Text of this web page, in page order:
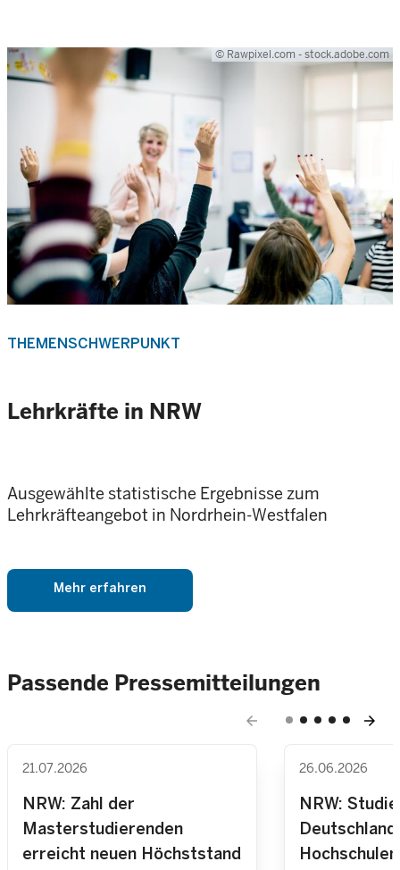
© Rawpixel.com - stock.adobe.com
THEMENSCHWERPUNKT
Lehrkräfte in NRW
Ausgewählte statistische Ergebnisse zum
Lehrkräfteangebot in Nordrhein-Westfalen
Mehr erfahren
Passende Pressemitteilungen
arrow_back arrow_forward
21.07.2026
NRW: Zahl der
Masterstudierenden
erreicht neuen Höchststand
26.06.2026
NRW: